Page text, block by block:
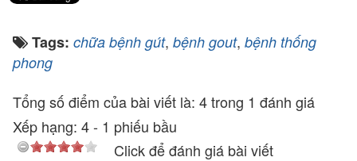
Tags: chữa bệnh gút, bệnh gout, bệnh thống
phong
Tổng số điểm của bài viết là: 4 trong 1 đánh giá
Xếp hạng: 4- 1 phiếu bầu
Click để đánh giá bài viết